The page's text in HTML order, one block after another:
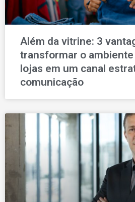
Além da vitrine: 3
transformar o
lojas em um canal
comunicação